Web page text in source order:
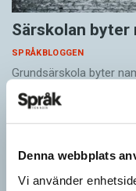
Denna webbplats
Vi använder
Särskolan byter
SPRÅKBLOGGEN
Grundsärskola byter
gymnasiesärskolan till
stor del i att detta